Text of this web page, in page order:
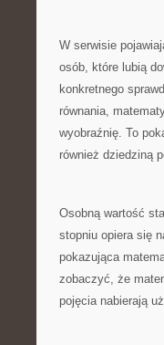
W serwisie
osób, które lubią
konkretnego
równania,
wyobraźnię. To
również dziedziną
Osobną wartość
stopniu opiera się
pokazująca
zobaczyć, że
pojęcia nabierają